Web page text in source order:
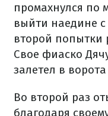
промахнулся по
выйти наедине
второй попытки
Свое фиаско
залетел в
Во второй раз
благодаря